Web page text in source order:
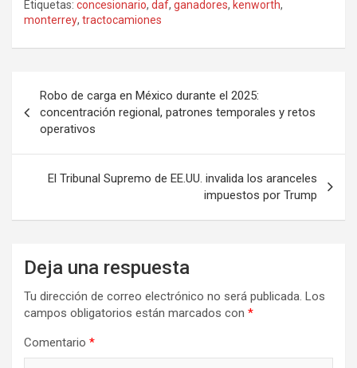
Etiquetas: concesionario, daf, ganadores, kenworth,
monterrey, tractocamiones
de
entradas
Robo de carga en México durante el 2025:
concentración regional, patrones temporales y retos
operativos
El Tribunal Supremo de EE.UU. invalida los aranceles
impuestos por Trump
Deja una respuesta
Tu dirección de correo electrónico no será publicada. Los
campos obligatorios están marcados con *
Comentario *